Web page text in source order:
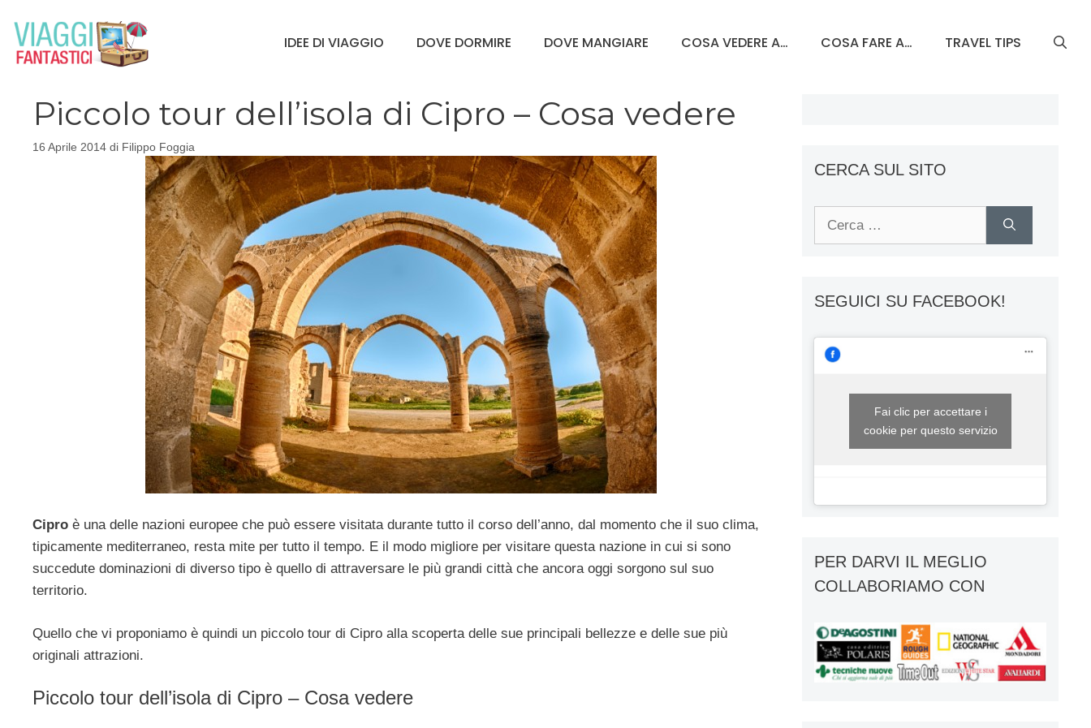
contenuto
IDEE DI VIAGGIO DOVE DORMIRE DOVE MANGIARE COSA VEDERE A… COSA FARE A… TRAVEL TIPS
Piccolo tour dell’isola di Cipro – Cosa vedere
16 Aprile 2014 di Filippo Foggia
Cipro è una delle nazioni europee che può essere visitata durante tutto il corso dell’anno, dal momento che il suo clima,
tipicamente mediterraneo, resta mite per tutto il tempo. E il modo migliore per visitare questa nazione in cui si sono
succedute dominazioni di diverso tipo è quello di attraversare le più grandi città che ancora oggi sorgono sul suo
territorio.
Quello che vi proponiamo è quindi un piccolo tour di Cipro alla scoperta delle sue principali bellezze e delle sue più
originali attrazioni.
Piccolo tour dell’isola di Cipro – Cosa vedere
CERCA SUL SITO
SEGUICI SU FACEBOOK!
Fai clic per accettare i
cookie per questo servizio
PER DARVI IL MEGLIO
COLLABORIAMO CON